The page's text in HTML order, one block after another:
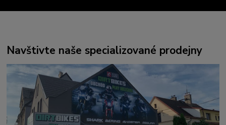
Navštivte naše specializované prodejny